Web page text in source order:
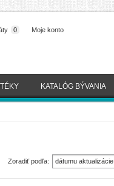
Moje konto
0
KATALÓG BÝVANIA
Zoradiť podľa:
dátumu aktualizácie